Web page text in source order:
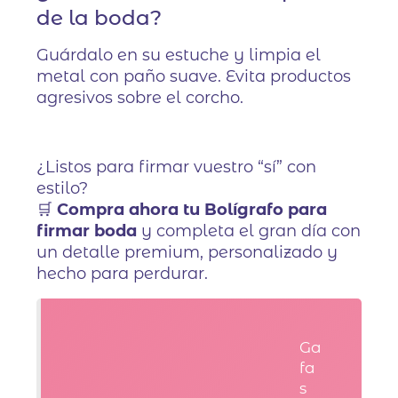
de la boda?
Guárdalo en su estuche y limpia el
metal con paño suave. Evita productos
agresivos sobre el corcho.
¿Listos para firmar vuestro “sí” con
estilo?
🛒Compra ahora tu Bolígrafo para
firmar boda y completa el gran día con
un detalle premium, personalizado y
hecho para perdurar.
Ga
fa
s